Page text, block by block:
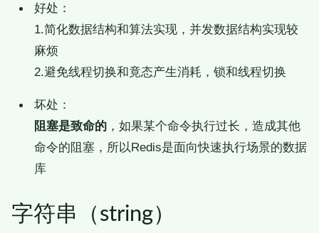
好处：
1.简化数据结构和算法实现，并发数据结构实现较
麻烦
2.避免线程切换和竟态产生消耗，锁和线程切换
坏处：
阻塞是致命的 ，如果某个命令执行过长，造成其他
命令的阻塞，所以Redis是面向快速执行场景的数据
库
字符串（string）